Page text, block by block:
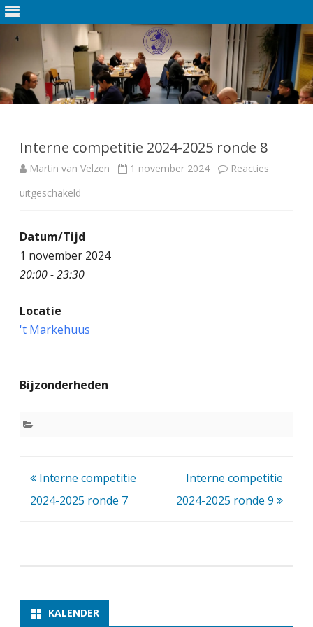
de
inhoud
Interne competitie 2024-2025 ronde 8
Martin van Velzen 1 november 2024
Reacties
uitgeschakeld
o
r
o
i
Datum/Tijd
1 november 2024
20:00 - 23:30
Locatie
't Markehuus
Bijzonderheden
Bericht
navigatie
Interne competitie
2024-2025 ronde 7
Interne competitie
2024-2025 ronde 9
KALENDER